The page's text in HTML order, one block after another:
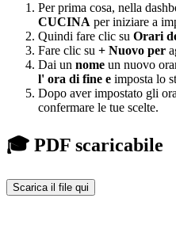
Per prima cosa, nella
CUCINA per iniziare a
Quindi fare clic su Orari
Fare clic su + Nuovo per
Dai un nome un nuovo
l' ora di fine e imposta lo
Dopo aver impostato gli
confermare le tue scelte.
🎓 PDF scaricabile
Scarica il file qui